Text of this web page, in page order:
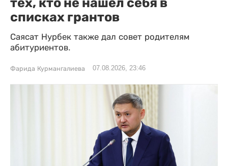
списках грантов
Саясат Нурбек также дал совет родителям
абитуриентов.
Фарида Курмангалиева 07.08.2026, 23:46